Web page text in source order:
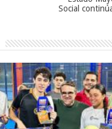
Social